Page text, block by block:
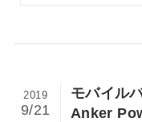
モバイル
Anker
2019
9/21